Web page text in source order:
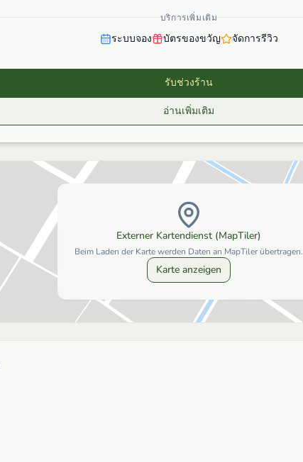
บริการเพิ่มเติม
ระบบจอง บัตรของขวัญ จัดการรีวิว
รับช่วงร้าน
อ่านเพิ่มเติม
Externer Kartendienst (MapTiler)
Beim Laden der Karte werden Daten an MapTiler übertragen.
Karte anzeigen